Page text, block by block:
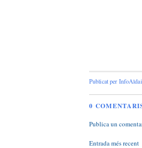
Publicat per
0
Publica un
Entrada més recent